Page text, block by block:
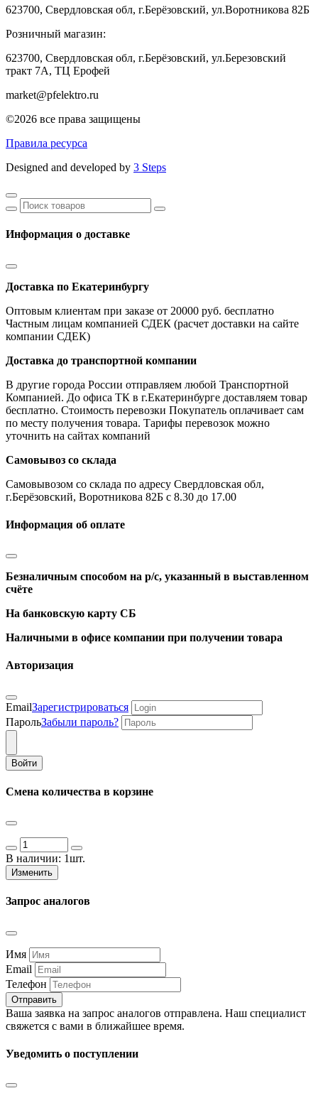
623700, Свердловская обл, г.Берёзовский, ул.Воротникова 82Б
Розничный магазин:
623700, Свердловская обл, г.Берёзовский, ул.Березовский
тракт 7А, ТЦ Ерофей
market@pfelektro.ru
©2026 все права защищены
Правила ресурса
Designed and developed by 3 Steps
Информация о доставке
Доставка по Екатеринбургу
Оптовым клиентам при заказе от 20000 руб. бесплатно
Частным лицам компанией СДЕК (расчет доставки на сайте
компании СДЕК)
Доставка до транспортной компании
В другие города России отправляем любой Транспортной
Компанией. До офиса ТК в г.Екатеринбурге доставляем товар
бесплатно. Стоимость перевозки Покупатель оплачивает сам
по месту получения товара. Тарифы перевозок можно
уточнить на сайтах компаний
Самовывоз со склада
Самовывозом со склада по адресу Свердловская обл,
г.Берёзовский, Воротникова 82Б с 8.30 до 17.00
Информация об оплате
Безналичным способом на р/с, указанный в выставленном
счёте
На банковскую карту СБ
Наличными в офисе компании при получении товара
Авторизация
EmailЗарегистрироваться
ПарольЗабыли пароль?
Войти
Смена количества в корзине
В наличии: 1шт.
Изменить
Запрос аналогов
Имя
Email
Телефон
Отправить
Ваша заявка на запрос аналогов отправлена. Наш специалист
свяжется с вами в ближайшее время.
Уведомить о поступлении